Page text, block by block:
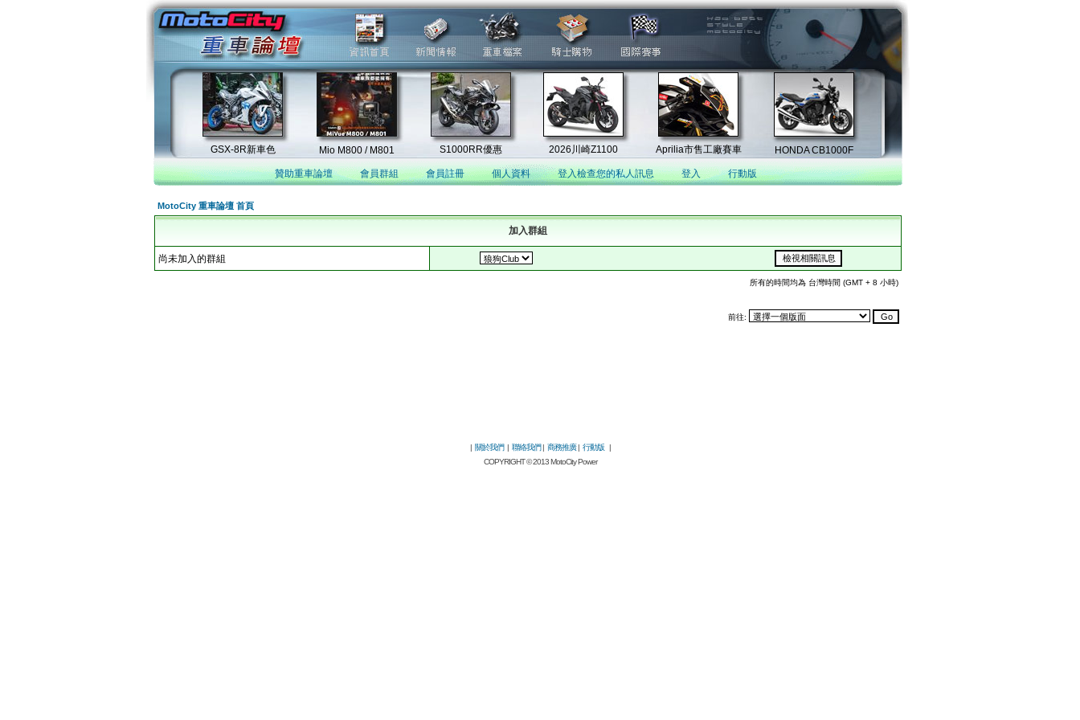
贊助重車論壇 會員群組 會員註冊 個人資料 登入檢查您的私人訊息 登入 行動版
MotoCity 重車論壇 首頁
加入群組
尚未加入的群組
所有的時間均為 台灣時間 (GMT + 8 小時)
前往:
| 關於我們| 聯絡我們| 商務推廣| 行動版|
COPYRIGHT © 2013 MotoCity Power